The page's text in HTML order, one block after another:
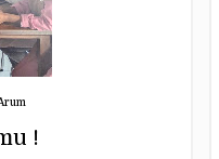
!